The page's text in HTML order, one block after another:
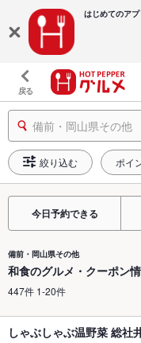
はじめてのア
戻る
備前・岡山県その
絞り込む ポイ
今日予約できる
備前・岡山県その他
和食のグルメ・クーポン
447件 1-20件
しゃぶしゃぶ温野菜 総社